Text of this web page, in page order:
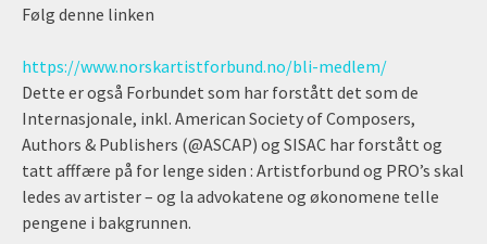
Følg denne linken
https://www.norskartistforbund.no/bli-medlem/
Dette er også Forbundet som har forstått det som de
Internasjonale, inkl. American Society of Composers,
Authors & Publishers (@ASCAP) og SISAC har forstått og
tatt afffære på for lenge siden : Artistforbund og PRO’s skal
ledes av artister – og la advokatene og økonomene telle
pengene i bakgrunnen.